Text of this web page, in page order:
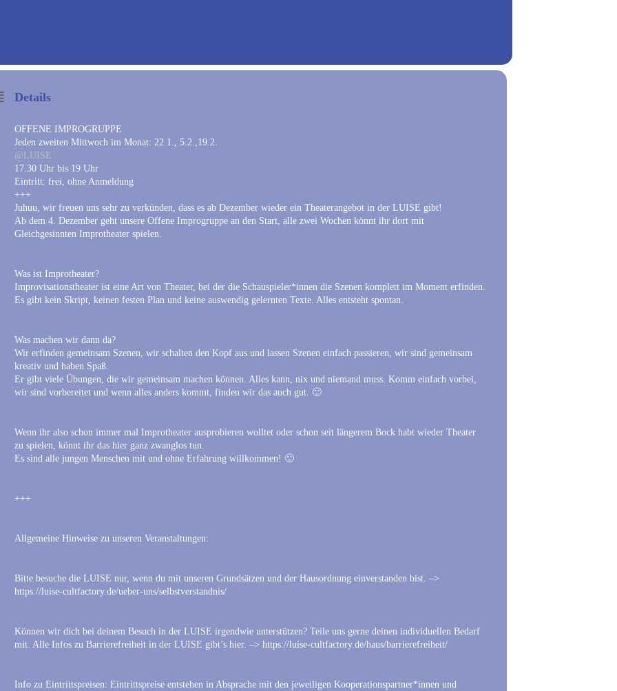
Details
OFFENE IMPROGRUPPE
Jeden zweiten Mittwoch im Monat: 22.1., 5.2.,19.2.
@LUISE
17.30 Uhr bis 19 Uhr
Eintritt: frei, ohne Anmeldung
+++
Juhuu, wir freuen uns sehr zu verkünden, dass es ab Dezember wieder ein Theaterangebot in der LUISE gibt!
Ab dem 4. Dezember geht unsere Offene Improgruppe an den Start, alle zwei Wochen könnt ihr dort mit
Gleichgesinnten Improtheater spielen.
Was ist Improtheater?
Improvisationstheater ist eine Art von Theater, bei der die Schauspieler*innen die Szenen komplett im Moment erfinden.
Es gibt kein Skript, keinen festen Plan und keine auswendig gelernten Texte. Alles entsteht spontan.
Was machen wir dann da?
Wir erfinden gemeinsam Szenen, wir schalten den Kopf aus und lassen Szenen einfach passieren, wir sind gemeinsam
kreativ und haben Spaß.
Er gibt viele Übungen, die wir gemeinsam machen können. Alles kann, nix und niemand muss. Komm einfach vorbei,
wir sind vorbereitet und wenn alles anders kommt, finden wir das auch gut. 🙂
Wenn ihr also schon immer mal Improtheater ausprobieren wolltet oder schon seit längerem Bock habt wieder Theater
zu spielen, könnt ihr das hier ganz zwanglos tun.
Es sind alle jungen Menschen mit und ohne Erfahrung willkommen! 🙂
+++
Allgemeine Hinweise zu unseren Veranstaltungen:
Bitte besuche die LUISE nur, wenn du mit unseren Grundsätzen und der Hausordnung einverstanden bist. –>
https://luise-cultfactory.de/ueber-uns/selbstverstandnis/
Können wir dich bei deinem Besuch in der LUISE irgendwie unterstützen? Teile uns gerne deinen individuellen Bedarf
mit. Alle Infos zu Barrierefreiheit in der LUISE gibt’s hier. –> https://luise-cultfactory.de/haus/barrierefreiheit/
Info zu Eintrittspreisen: Eintrittspreise entstehen in Absprache mit den jeweiligen Kooperationspartner*innen und